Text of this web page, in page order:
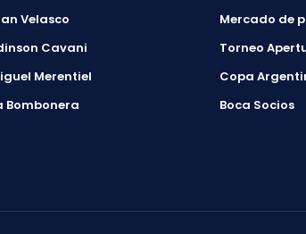
Velasco
Cavani
Merentiel
Bombonera
Mercado de
Torneo
Copa
Boca Socios